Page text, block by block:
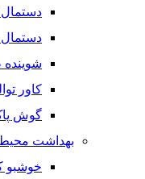
کاور
گوش
بهداشت
خوشبو